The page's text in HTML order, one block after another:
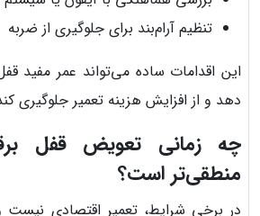
تنظیم آرام‌بند برای جلوگیری از ضربه
این اقدامات ساده می‌تواند عمر مفید
دهد و از افزایش هزینه تعمیر جلوگیری
چه زمانی تعویض قفل
منطقی‌تر است؟
در برخی شرایط، تعمیر اقتصادی